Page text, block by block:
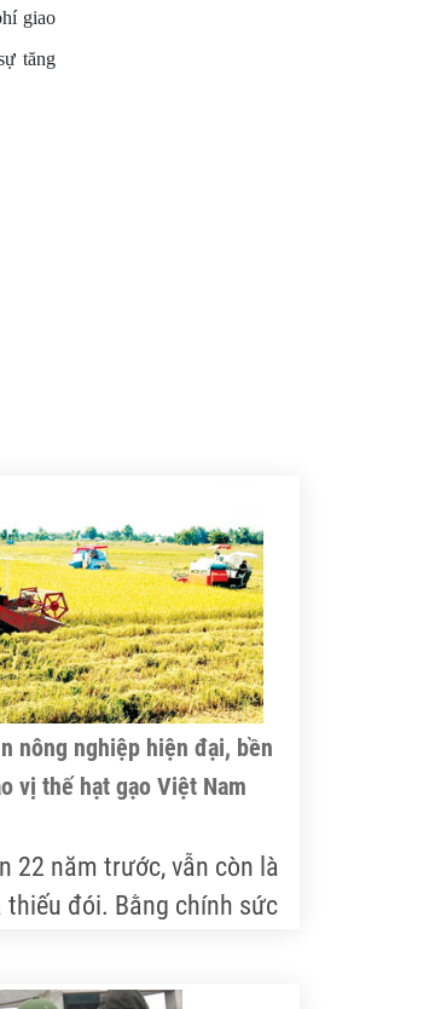
giao
tăng
nông nghiệp hiện đại, bền
vị thế hạt gạo Việt Nam
22 năm trước, vẫn còn là
thiếu đói. Bằng chính sức
Đảng, chỉ một năm sau